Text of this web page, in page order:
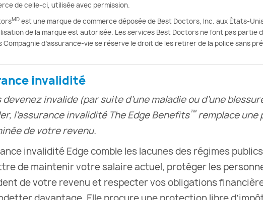
de celle-ci, utilisée avec permission.
MD est une marque de commerce déposée de Best Doctors, Inc. aux États-
de la marque est autorisée. Les services Best Doctors ne font pas partie
d’assurance-vie se réserve le droit de les retirer de la police sans
invalidité
devenez invalide (par suite d’une maladie ou d’une
l’assurance invalidité The Edge Benefits™remplace une
de votre revenu.
invalidité Edge comble les lacunes des régimes
de maintenir votre salaire actuel, protéger les
de votre revenu et respecter vos obligations